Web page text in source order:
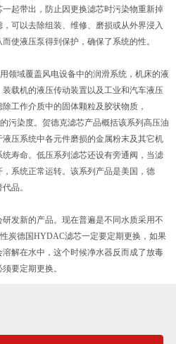
起带出，防止因更换滤芯时污染物重新掉
可以去除组装、维修、磨损或从外界浸入
使液压泵得到保护，确保了系统的性。
域覆盖风电设备中的润滑系统，机床的液
载机的液压传动装置以及工业和汽车液压
工作介质中的固体颗粒及胶状物质，
污染度。贺德克滤芯产品概括该系列高压油
压系统中各元件磨损的金属粉末及其它机
寿命。低压系列滤芯还设有旁通阀，当滤
系统正常运转。该系列产品是美国，德
品。
新的产品。现在普遍是不同水质采用不
炭德国HYDAC滤芯一定要定期更换，如果
解在水中，这个时候净水器反而成了放毒
要定期更换。